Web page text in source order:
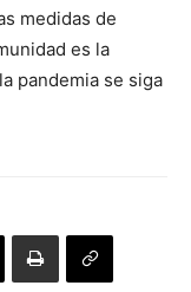
medidas de
es la
pandemia se siga